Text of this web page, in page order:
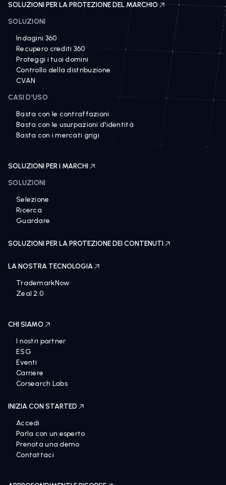
SOLUZIONI PER LA PROTEZIONE DEL MARCHIO
SOLUZIONI
Indagini 360
Recupero crediti 360
Proteggi i tuoi domini
Controllo della distribuzione
CVAN
CASI D'USO
Basta con le contraffazioni
Basta con le usurpazioni d'identità
Basta con i mercati grigi
SOLUZIONI PER I MARCHI
SOLUZIONI
Selezione
Ricerca
Guardare
SOLUZIONI PER LA PROTEZIONE DEI CONTENUTI
LA NOSTRA TECNOLOGIA
TrademarkNow
Zeal 2.0
CHI SIAMO
I nostri partner
ESG
Eventi
Carriere
Corsearch Labs
INIZIA CON STARTED
Accedi
Parla con un esperto
Prenota una demo
Contattaci